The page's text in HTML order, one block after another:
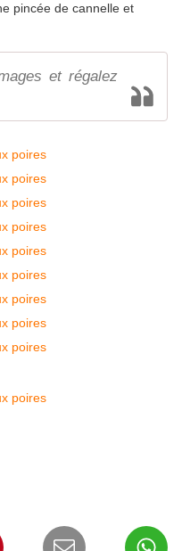
pincée de cannelle et
et régalez